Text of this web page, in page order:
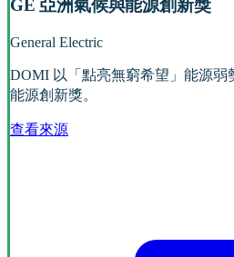
GE 亞洲氣候與能源創新獎
General Electric
DOMI 以「點亮無窮希望」能源弱
能源創新獎。
查看來源